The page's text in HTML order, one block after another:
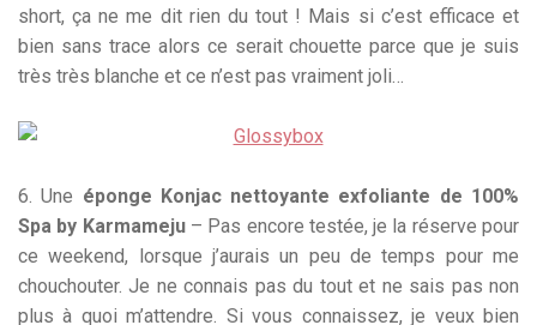
short, ça ne me dit rien du tout ! Mais si c’est efficace et
bien sans trace alors ce serait chouette parce que je suis
très très blanche et ce n’est pas vraiment joli…
6. Une éponge Konjac nettoyante exfoliante de 100%
Spa by Karmameju– Pas encore testée, je la réserve pour
ce weekend, lorsque j’aurais un peu de temps pour me
chouchouter. Je ne connais pas du tout et ne sais pas non
plus à quoi m’attendre. Si vous connaissez, je veux bien